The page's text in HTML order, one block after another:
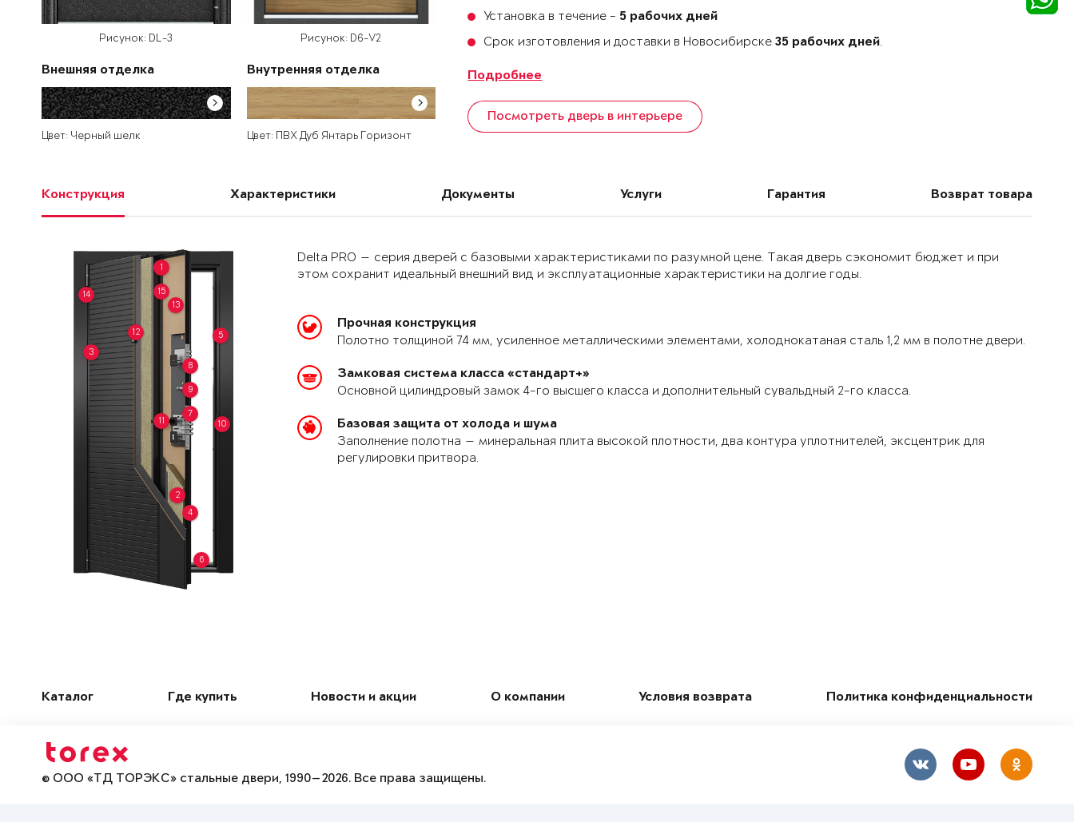
Рисунок: DL-3
Внешняя отделка
Цвет: Черный шелк
Рисунок: D6-V2
Внутренняя отделка
Цвет: ПВХ Дуб Янтарь Горизонт
Установка в течение - 5 рабочих дней
Срок изготовления и доставки в Новосибирске35 рабочих дней.
Подробнее
Посмотреть дверь в интерьере
Конструкция Характеристики Документы Услуги Гарантия Возврат товара
1
2
3
4
5
6
7
8
9
10
11
12
13
14 15
Delta PRO — серия дверей с базовыми характеристиками по разумной цене. Такая дверь сэкономит бюджет и при
этом сохранит идеальный внешний вид и эксплуатационные характеристики на долгие годы.
Прочная конструкция
Полотно толщиной 74 мм, усиленное металлическими элементами, холоднокатаная сталь 1,2 мм в полотне двери.
Замковая система класса «стандарт+»
Основной цилиндровый замок 4-го высшего класса и дополнительный сувальдный 2-го класса.
Базовая защита от холода и шума
Заполнение полотна — минеральная плита высокой плотности, два контура уплотнителей, эксцентрик для
регулировки притвора.
Каталог Где купить Новости и акции О компании Условия возврата Политика конфиденциальности
© ООО «ТД ТОРЭКС» стальные двери, 1990—2026. Все права защищены.